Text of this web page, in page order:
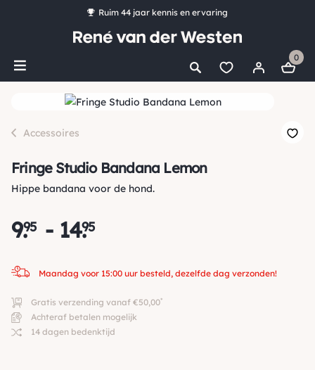
Ruim 44 jaar kennis en ervaring
Gratis verzending vanaf €50,00*
Bestel nu, betaal later met Klarna
0
Accessoires
Fringe Studio Bandana Lemon
Hippe bandana voor de hond.
9.
95 - 14.
95
Maandag voor 15:00 uur besteld, dezelfde dag verzonden!
Gratis verzending vanaf €50,00*
Achteraf betalen mogelijk
14 dagen bedenktijd